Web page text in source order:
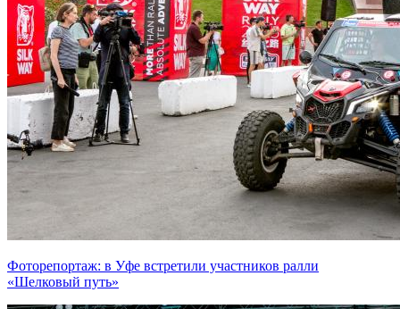
Фоторепортаж: в Уфе встретили участников ралли
«Шелковый путь»